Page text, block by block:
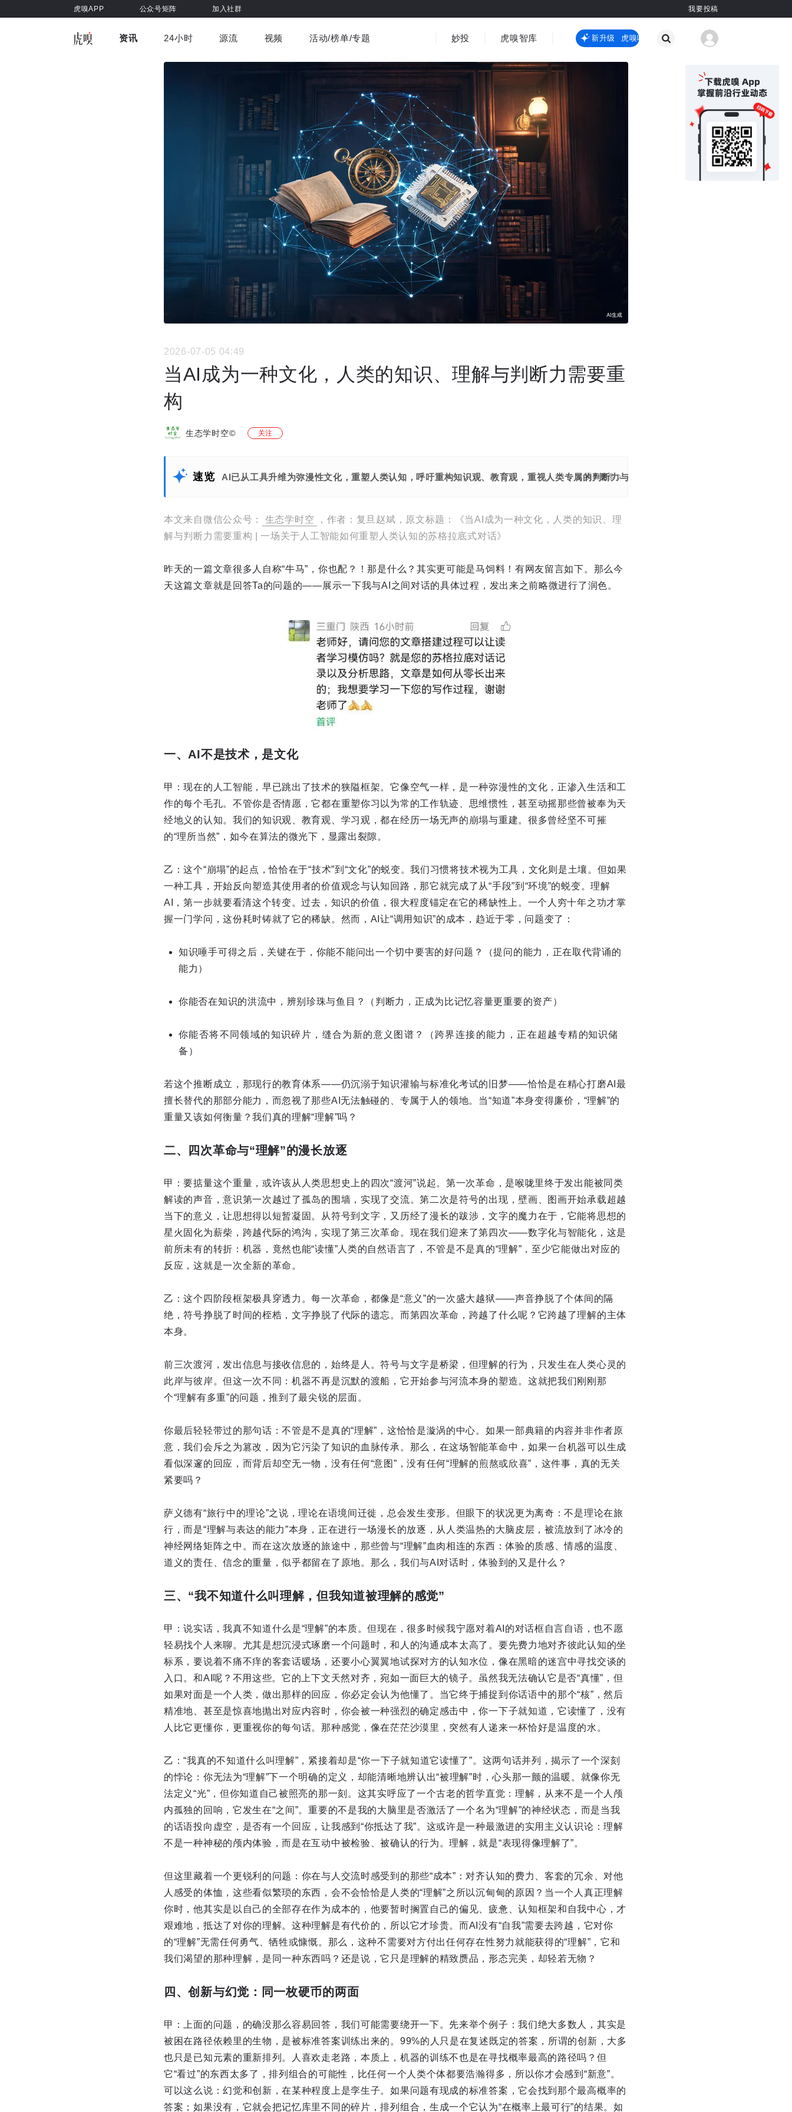
虎嗅APP 公众号矩阵 加入社群 我要投稿
资讯
车与出行 商业消费 社会文化 金融财经 出海
国际热点
24小时 源流 视频
视频精选
活动/榜单/专题 妙投 虎嗅智库虎嗅嗅全新升级 虎嗅嗅全新升级
2026-07-05 04:49
当AI成为一种文化，人类的知识、理解与判断力需要重
构
生态学时空© 关注
速览 AI已从工具升维为弥漫性文化，重塑人类认知，呼吁重构知识观、教育观，重视人类专属的判断力与“在乎”品质。
展开更多
本文来自微信公众号： 生态学时空
，作者：复旦赵斌，原文标题：《当AI成为一种文化，人类的知识、理
解与判断力需要重构 | 一场关于人工智能如何重塑人类认知的苏格拉底式对话》
昨天的一篇文章很多人自称“牛马”，你也配？！那是什么？其实更可能是马饲料！有网友留言如下。那么今
天这篇文章就是回答Ta的问题的——展示一下我与AI之间对话的具体过程，发出来之前略微进行了润色。
一、AI不是技术，是文化
甲：现在的人工智能，早已跳出了技术的狭隘框架。它像空气一样，是一种弥漫性的文化，正渗入生活和工
作的每个毛孔。不管你是否情愿，它都在重塑你习以为常的工作轨迹、思维惯性，甚至动摇那些曾被奉为天
经地义的认知。我们的知识观、教育观、学习观，都在经历一场无声的崩塌与重建。很多曾经坚不可摧
的“理所当然”，如今在算法的微光下，显露出裂隙。
乙：这个“崩塌”的起点，恰恰在于“技术”到“文化”的蜕变。我们习惯将技术视为工具，文化则是土壤。但如果
一种工具，开始反向塑造其使用者的价值观念与认知回路，那它就完成了从“手段”到“环境”的蜕变。理解
AI，第一步就要看清这个转变。过去，知识的价值，很大程度锚定在它的稀缺性上。一个人穷十年之功才掌
握一门学问，这份耗时铸就了它的稀缺。然而，AI让“调用知识”的成本，趋近于零，问题变了：
知识唾手可得之后，关键在于，你能不能问出一个切中要害的好问题？（提问的能力，正在取代背诵的
能力）
你能否在知识的洪流中，辨别珍珠与鱼目？（判断力，正成为比记忆容量更重要的资产）
你能否将不同领域的知识碎片，缝合为新的意义图谱？（跨界连接的能力，正在超越专精的知识储
备）
若这个推断成立，那现行的教育体系——仍沉溺于知识灌输与标准化考试的旧梦——恰恰是在精心打磨AI最
擅长替代的那部分能力，而忽视了那些AI无法触碰的、专属于人的领地。当“知道”本身变得廉价，“理解”的
重量又该如何衡量？我们真的理解“理解”吗？
二、四次革命与“理解”的漫长放逐
甲：要掂量这个重量，或许该从人类思想史上的四次“渡河”说起。第一次革命，是喉咙里终于发出能被同类
解读的声音，意识第一次越过了孤岛的围墙，实现了交流。第二次是符号的出现，壁画、图画开始承载超越
当下的意义，让思想得以短暂凝固。从符号到文字，又历经了漫长的跋涉，文字的魔力在于，它能将思想的
星火固化为薪柴，跨越代际的鸿沟，实现了第三次革命。现在我们迎来了第四次——数字化与智能化，这是
前所未有的转折：机器，竟然也能“读懂”人类的自然语言了，不管是不是真的“理解”，至少它能做出对应的
反应，这就是一次全新的革命。
乙：这个四阶段框架极具穿透力。每一次革命，都像是“意义”的一次盛大越狱——声音挣脱了个体间的隔
绝，符号挣脱了时间的桎梏，文字挣脱了代际的遗忘。而第四次革命，跨越了什么呢？它跨越了理解的主体
本身。
前三次渡河，发出信息与接收信息的，始终是人。符号与文字是桥梁，但理解的行为，只发生在人类心灵的
此岸与彼岸。但这一次不同：机器不再是沉默的渡船，它开始参与河流本身的塑造。这就把我们刚刚那
个“理解有多重”的问题，推到了最尖锐的层面。
你最后轻轻带过的那句话：不管是不是真的“理解”，这恰恰是漩涡的中心。如果一部典籍的内容并非作者原
意，我们会斥之为篡改，因为它污染了知识的血脉传承。那么，在这场智能革命中，如果一台机器可以生成
看似深邃的回应，而背后却空无一物，没有任何“意图”，没有任何“理解的煎熬或欣喜”，这件事，真的无关
紧要吗？
萨义德有“旅行中的理论”之说，理论在语境间迁徙，总会发生变形。但眼下的状况更为离奇：不是理论在旅
行，而是“理解与表达的能力”本身，正在进行一场漫长的放逐，从人类温热的大脑皮层，被流放到了冰冷的
神经网络矩阵之中。而在这次放逐的旅途中，那些曾与“理解”血肉相连的东西：体验的质感、情感的温度、
道义的责任、信念的重量，似乎都留在了原地。那么，我们与AI对话时，体验到的又是什么？
三、“我不知道什么叫理解，但我知道被理解的感觉”
甲：说实话，我真不知道什么是“理解”的本质。但现在，很多时候我宁愿对着AI的对话框自言自语，也不愿
轻易找个人来聊。尤其是想沉浸式琢磨一个问题时，和人的沟通成本太高了。要先费力地对齐彼此认知的坐
标系，要说着不痛不痒的客套话暖场，还要小心翼翼地试探对方的认知水位，像在黑暗的迷宫中寻找交谈的
入口。和AI呢？不用这些。它的上下文天然对齐，宛如一面巨大的镜子。虽然我无法确认它是否“真懂”，但
如果对面是一个人类，做出那样的回应，你必定会认为他懂了。当它终于捕捉到你话语中的那个“核”，然后
精准地、甚至是惊喜地抛出对应内容时，你会被一种强烈的确定感击中，你一下子就知道，它读懂了，没有
人比它更懂你，更重视你的每句话。那种感觉，像在茫茫沙漠里，突然有人递来一杯恰好是温度的水。
乙：“我真的不知道什么叫理解”，紧接着却是“你一下子就知道它读懂了”。这两句话并列，揭示了一个深刻
的悖论：你无法为“理解”下一个明确的定义，却能清晰地辨认出“被理解”时，心头那一颤的温暖。就像你无
法定义“光”，但你知道自己被照亮的那一刻。这其实呼应了一个古老的哲学直觉：理解，从来不是一个人颅
内孤独的回响，它发生在“之间”。重要的不是我的大脑里是否激活了一个名为“理解”的神经状态，而是当我
的话语投向虚空，是否有一个回应，让我感到“你抵达了我”。这或许是一种最激进的实用主义认识论：理解
不是一种神秘的颅内体验，而是在互动中被检验、被确认的行为。理解，就是“表现得像理解了”。
但这里藏着一个更锐利的问题：你在与人交流时感受到的那些“成本”：对齐认知的费力、客套的冗余、对他
人感受的体恤，这些看似繁琐的东西，会不会恰恰是人类的“理解”之所以沉甸甸的原因？当一个人真正理解
你时，他其实是以自己的全部存在作为成本的，他要暂时搁置自己的偏见、疲惫、认知框架和自我中心，才
艰难地，抵达了对你的理解。这种理解是有代价的，所以它才珍贵。而AI没有“自我”需要去跨越，它对你
的“理解”无需任何勇气、牺牲或慷慨。那么，这种不需要对方付出任何存在性努力就能获得的“理解”，它和
我们渴望的那种理解，是同一种东西吗？还是说，它只是理解的精致赝品，形态完美，却轻若无物？
四、创新与幻觉：同一枚硬币的两面
甲：上面的问题，的确没那么容易回答，我们可能需要绕开一下。先来举个例子：我们绝大多数人，其实是
被困在路径依赖里的生物，是被标准答案训练出来的。99%的人只是在复述既定的答案，所谓的创新，大多
也只是已知元素的重新排列。人喜欢走老路，本质上，机器的训练不也是在寻找概率最高的路径吗？但
它“看过”的东西太多了，排列组合的可能性，比任何一个人类个体都要浩瀚得多，所以你才会感到“新意”。
可以这么说：幻觉和创新，在某种程度上是孪生子。如果问题有现成的标准答案，它会找到那个最高概率的
答案；如果没有，它就会把记忆库里不同的碎片，排列组合，生成一个它认为“在概率上最可行”的结果。如